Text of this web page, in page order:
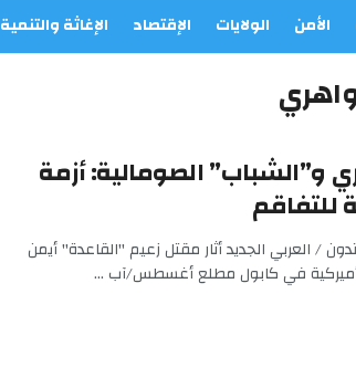
الأمن الولايات الإقتصاد الإغاثة والتنمية
و”الشباب” الصومالية: أزمة
للتفاقم
/ العربي الجديد أثار مقتل زعيم "القاعدة" أيمن
أميركية في كابول مطلع أغسطس/آب ...